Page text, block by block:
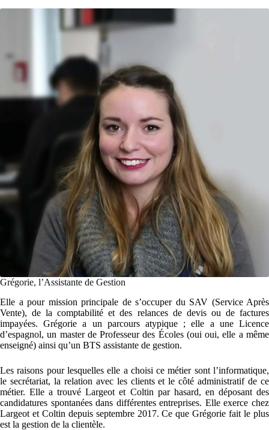
Grégorie, l’Assistante de Gestion
Elle a pour mission principale de s’occuper du SAV (Service Après
Vente), de la comptabilité et des relances de devis ou de factures
impayées. Grégorie a un parcours atypique ; elle a une Licence
d’espagnol, un master de Professeur des Écoles (oui oui, elle a même
enseigné) ainsi qu’un BTS assistante de gestion.
Les raisons pour lesquelles elle a choisi ce métier sont l’informatique,
le secrétariat, la relation avec les clients et le côté administratif de ce
métier. Elle a trouvé Largeot et Coltin par hasard, en déposant des
candidatures spontanées dans différentes entreprises. Elle exerce chez
Largeot et Coltin depuis septembre 2017. Ce que Grégorie fait le plus
est la gestion de la clientèle.